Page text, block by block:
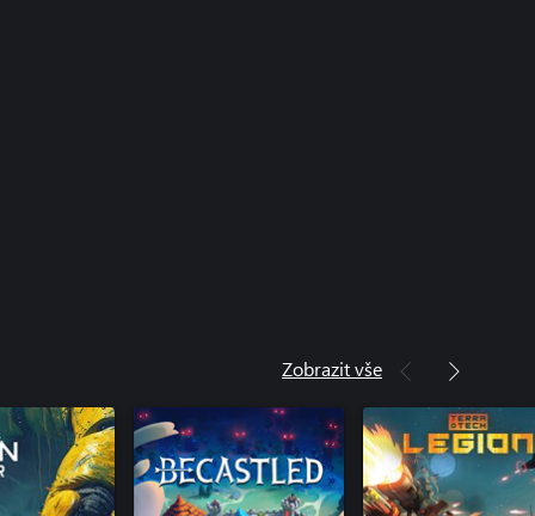
Zobrazit vše